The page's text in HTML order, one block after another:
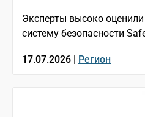
Эксперты высоко
систему безопасности
17.07.2026 | Регион